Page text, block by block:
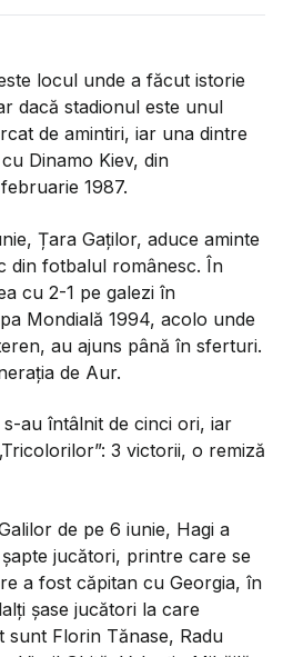
locul unde a făcut istorie
dacă stadionul este unul
de amintiri, iar una dintre
Dinamo Kiev, din
1987.
Țara Gaților, aduce aminte
din fotbalul românesc. În
cu 2-1 pe galezi în
Mondială 1994, acolo unde
au ajuns până în sferturi.
de Aur.
au întâlnit de cinci ori, iar
3 victorii, o remiză
de pe 6 iunie, Hagi a
jucători, printre care se
a fost căpitan cu Georgia, în
șase jucători la care
Florin Tănase, Radu